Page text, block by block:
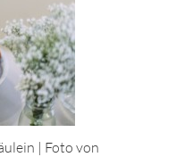
| Foto von